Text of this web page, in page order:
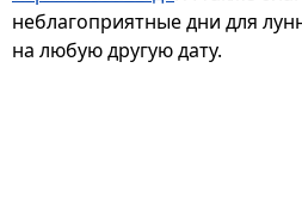
неблагоприятные дни для
на любую другую дату.